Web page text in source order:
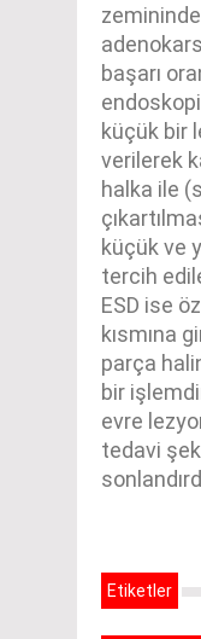
başarı
küçük bir
verilerek
halka ile
küçük ve
tercih
ESD ise
kısmına
parça
bir
evre
tedavi
Etiketler